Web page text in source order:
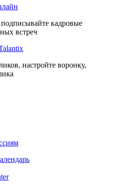
кадровые
встреч
настройте воронку,